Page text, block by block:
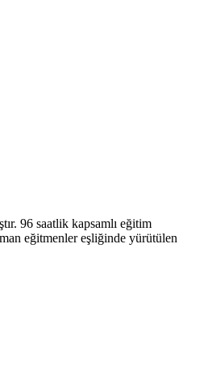
96 saatlik kapsamlı eğitim
eğitmenler eşliğinde yürütülen